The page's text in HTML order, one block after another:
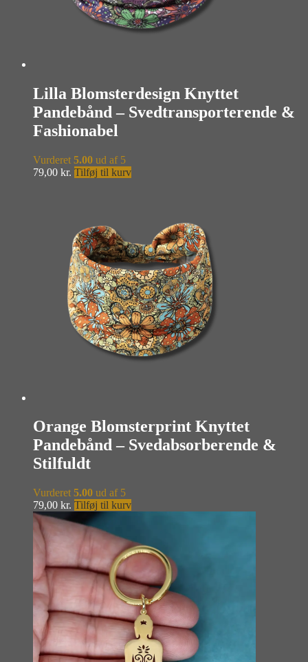
Lilla Blomsterdesign Knyttet
Pandebånd – Svedtransporterende &
Fashionabel
Vurderet 5.00 ud af 5
79,00 kr. Tilføj til kurv
Orange Blomsterprint Knyttet
Pandebånd – Svedabsorberende &
Stilfuldt
Vurderet 5.00 ud af 5
79,00 kr. Tilføj til kurv